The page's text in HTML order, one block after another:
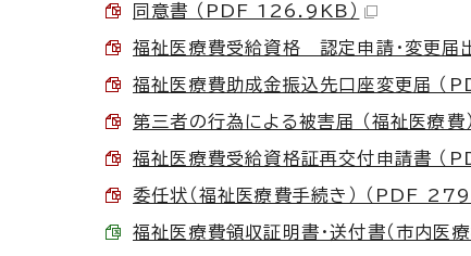
同意書 （PDF 126.9KB）
福祉医療費受給資格 認定申請・変更
福祉医療費助成金振込先口座変更届 （
第三者の行為による被害届 （福祉医療
福祉医療費受給資格証再交付申請書 （
委任状（福祉医療費手続き） （PDF
福祉医療費領収証明書・送付書（市内